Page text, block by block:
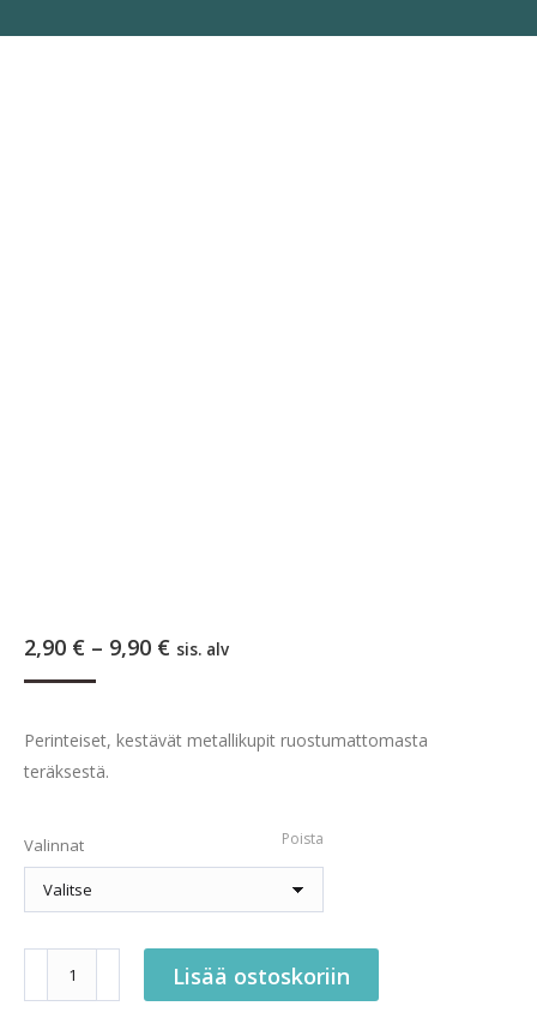
2,90 € – 9,90 €Hintaluokka:
9,90 €
sis. alv
Perinteiset, kestävät metallikupit ruostumattomasta
teräksestä.
Valinnat Poista
Lisää ostoskoriin